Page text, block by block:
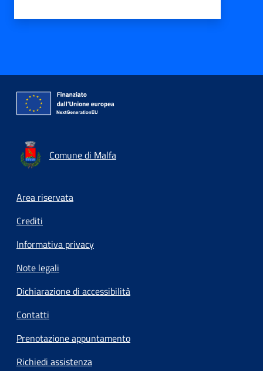
Comune di Malfa
Footer menu
Area riservata
Crediti
Informativa privacy
Note legali
Dichiarazione di accessibilità
Contatti
Prenotazione appuntamento
Richiedi assistenza